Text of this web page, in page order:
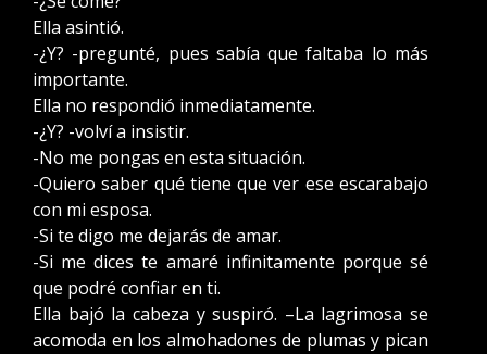
Ella asintió.
-¿Y? -pregunté, pues sabía que faltaba lo más
importante.
Ella no respondió inmediatamente.
-¿Y? -volví a insistir.
-No me pongas en esta situación.
-Quiero saber qué tiene que ver ese escarabajo
con mi esposa.
-Si te digo me dejarás de amar.
-Si me dices te amaré infinitamente porque sé
que podré confiar en ti.
Ella bajó la cabeza y suspiró. –La lagrimosa se
acomoda en los almohadones de plumas y pican